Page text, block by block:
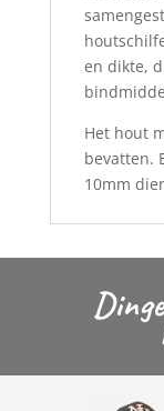
en dikte,
Het hout
bevatten.
10mm